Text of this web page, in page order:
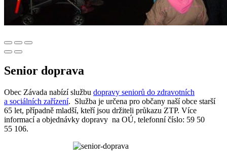
Senior doprava
Obec Závada nabízí službu dopravy seniorů do zdravotních
a sociálních zařízení. Služba je určena pro občany naší obce starší
65 let, případně mladší, kteří jsou držiteli průkazu ZTP. Více
informací a objednávky dopravy na OÚ, telefonní číslo: 59 50
55 106.